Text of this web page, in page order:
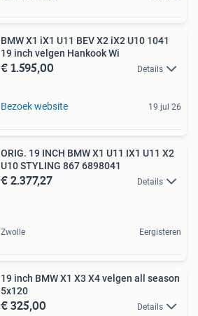
BMW X1 iX1 U11 BEV X2 iX2 U10 1041
19 inch velgen Hankook Wi
€ 1.595,00 Details
Bezoek website 19 jul 26
ORIG. 19 INCH BMW X1 U11 IX1 U11 X2
U10 STYLING 867 6898041
€ 2.377,27 Details
Zwolle Eergisteren
19 inch BMW X1 X3 X4 velgen all season
5x120
€ 325,00 Details